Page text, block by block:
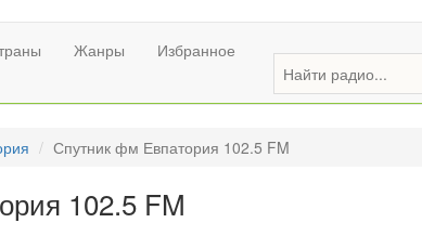
Жанры Избранное
Спутник фм Евпатория 102.5 FM
102.5 FM